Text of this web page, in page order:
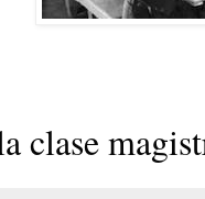
clase